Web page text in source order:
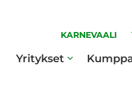
KARNEVAALI
Yritykset